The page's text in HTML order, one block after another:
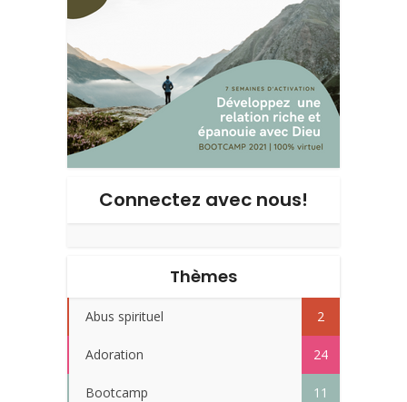
Connectez avec nous!
Thèmes
Abus spirituel 2
Adoration 24
Bootcamp 11